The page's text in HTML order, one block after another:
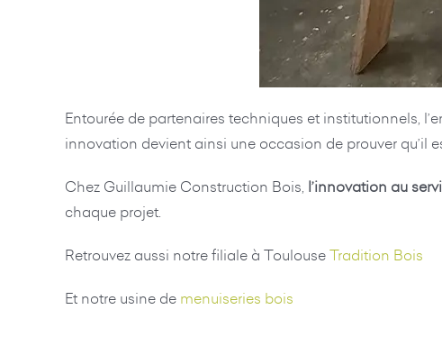
Entourée de partenaires techniques et institutionnels,
innovation devient ainsi une occasion de prouver qu’il
Chez Guillaumie Construction Bois, l’innovation au
chaque projet.
Retrouvez aussi notre filiale à ToulouseTradition Bois
Et notre usine de menuiseries bois